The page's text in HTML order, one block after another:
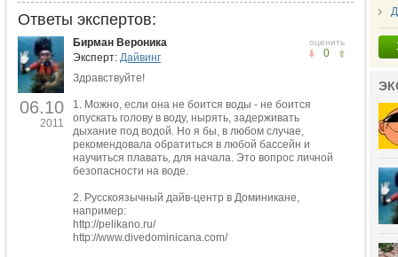
Ответы экспертов:
06.10
2011
оценить
0
Бирман Вероника
Эксперт: Дайвинг
Здравствуйте!
1. Можно, если она не боится воды - не боится
опускать голову в воду, нырять, задерживать
дыхание под водой. Но я бы, в любом случае,
рекомендовала обратиться в любой бассейн и
научиться плавать, для начала. Это вопрос личной
безопасности на воде.
2. Русскоязычный дайв-центр в Доминикане,
например:
http://pelikano.ru/
http://www.divedominicana.com/